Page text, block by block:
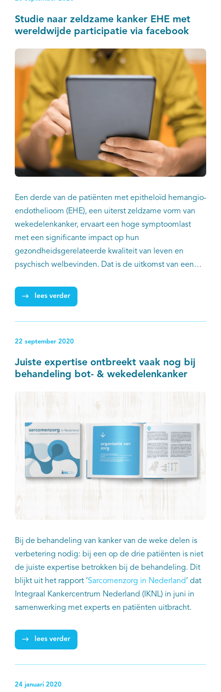
wetenschappelijke tijdschrift ESMO Open.
Studie naar zeldzame kanker EHE met
wereldwijde participatie via facebook
Een derde van de patiënten met epitheloïd hemangio-
endothelioom (EHE), een uiterst zeldzame vorm van
wekedelenkanker, ervaart een hoge symptoomlast
met een significante impact op hun
gezondheidsgerelateerde kwaliteit van leven en
psychisch welbevinden. Dat is de uitkomst van een
en collega’s, waaraan patiënten uit twintig landen
deelnamen uitgenodigd via facebook.
lees verder
22 september 2020
Juiste expertise ontbreekt vaak nog bij
behandeling bot- & wekedelenkanker
Bij de behandeling van kanker van de weke delen is
verbetering nodig: bij een op de drie patiënten is niet
de juiste expertise betrokken bij de behandeling. Dit
blijkt uit het rapport ‘Sarcomenzorg in Nederland’ dat
Integraal Kankercentrum Nederland (IKNL) in juni in
samenwerking met experts en patiënten uitbracht.
lees verder
24 januari 2020